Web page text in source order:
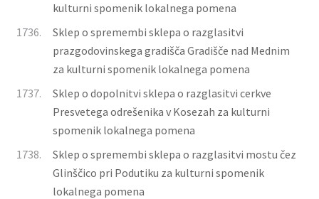
kulturni spomenik lokalnega pomena
1736.
Sklep o spremembi sklepa o razglasitvi
prazgodovinskega gradišča Gradišče nad Mednim
za kulturni spomenik lokalnega pomena
1737.
Sklep o dopolnitvi sklepa o razglasitvi cerkve
Presvetega odrešenika v Kosezah za kulturni
spomenik lokalnega pomena
1738.
Sklep o spremembi sklepa o razglasitvi mostu čez
Glinščico pri Podutiku za kulturni spomenik
lokalnega pomena